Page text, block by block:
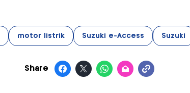
motor listrik Suzuki e-Access Suzuki
Share